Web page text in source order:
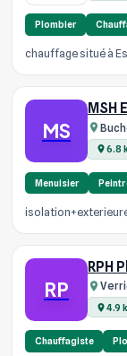
Plombier
chauffage situé à
MS
MSH
6.8
Menuisier
RP
4.9
Chauffagiste